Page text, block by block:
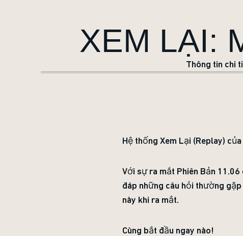
XEM LẠI:
Thông tin chi
Hệ thống Xem Lại (Replay)
Với sự ra mắt Phiên Bản
đáp những câu hỏi thường
này khi ra mắt.
Cùng bắt đầu ngay nào!